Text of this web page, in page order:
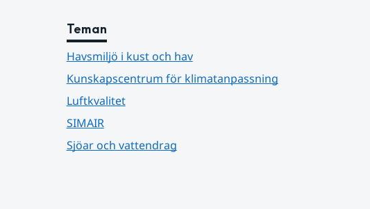
Teman
Havsmiljö i kust och hav
Kunskapscentrum för klimatanpassning
Luftkvalitet
SIMAIR
Sjöar och vattendrag